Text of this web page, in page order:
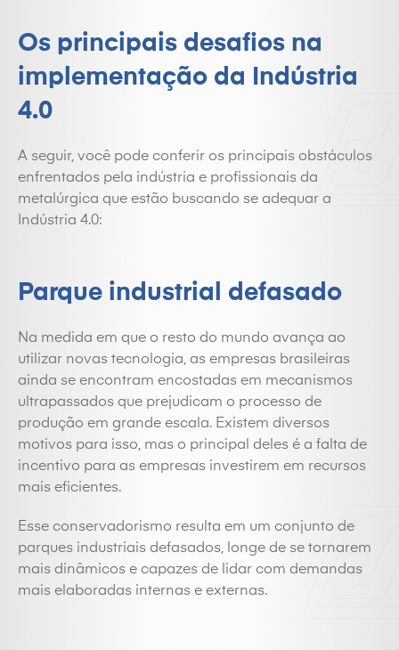
Os principais desafios na
implementação da Indústria
4.0
A seguir, você pode conferir os principais obstáculos
enfrentados pela indústria e profissionais da
metalúrgica que estão buscando se adequar a
Indústria 4.0:
Parque industrial defasado
Na medida em que o resto do mundo avança ao
utilizar novas tecnologia, as empresas brasileiras
ainda se encontram encostadas em mecanismos
ultrapassados que prejudicam o processo de
produção em grande escala. Existem diversos
motivos para isso, mas o principal deles é a falta de
incentivo para as empresas investirem em recursos
mais eficientes.
Esse conservadorismo resulta em um conjunto de
parques industriais defasados, longe de se tornarem
mais dinâmicos e capazes de lidar com demandas
mais elaboradas internas e externas.